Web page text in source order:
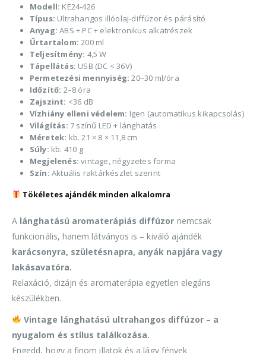
Modell: KE24-426
Típus: Ultrahangos illóolaj-diffúzor és párásító
Anyag: ABS + PC + elektronikus alkatrészek
Űrtartalom: 200 ml
Teljesítmény: 4,5 W
Tápellátás: USB (DC < 36V)
Permetezési mennyiség: 20–30 ml/óra
Időzítő: 2–8 óra
Zajszint: <36 dB
Vízhiány elleni védelem: Igen (automatikus kikapcsolás)
Világítás: 7 színű LED + lánghatás
Méretek: kb. 21 × 8 × 11,8 cm
Súly: kb. 410 g
Megjelenés: vintage, négyzetes forma
Szín: Aktuális raktárkészlet szerint
Tökéletes ajándék minden alkalomra
A lánghatású aromaterápiás diffúzor nemcsak
funkcionális, hanem látványos is – kiváló ajándék
karácsonyra, születésnapra, anyák napjára vagy
lakásavatóra.
Relaxáció, dizájn és aromaterápia egyetlen elegáns
készülékben.
Vintage lánghatású ultrahangos diffúzor – a
nyugalom és stílus találkozása.
Engedd, hogy a finom illatok és a lágy fények